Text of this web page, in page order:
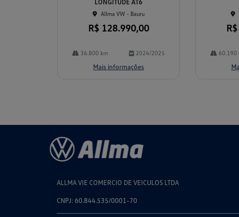
Allma VW - Bauru
R$ 128.990,00
36.800 km 2024/2025
Mais informações
60.190
ALLMA VIE COMERCIO DE VEICULOS LTDA
CNPJ: 60.844.535/0001-70